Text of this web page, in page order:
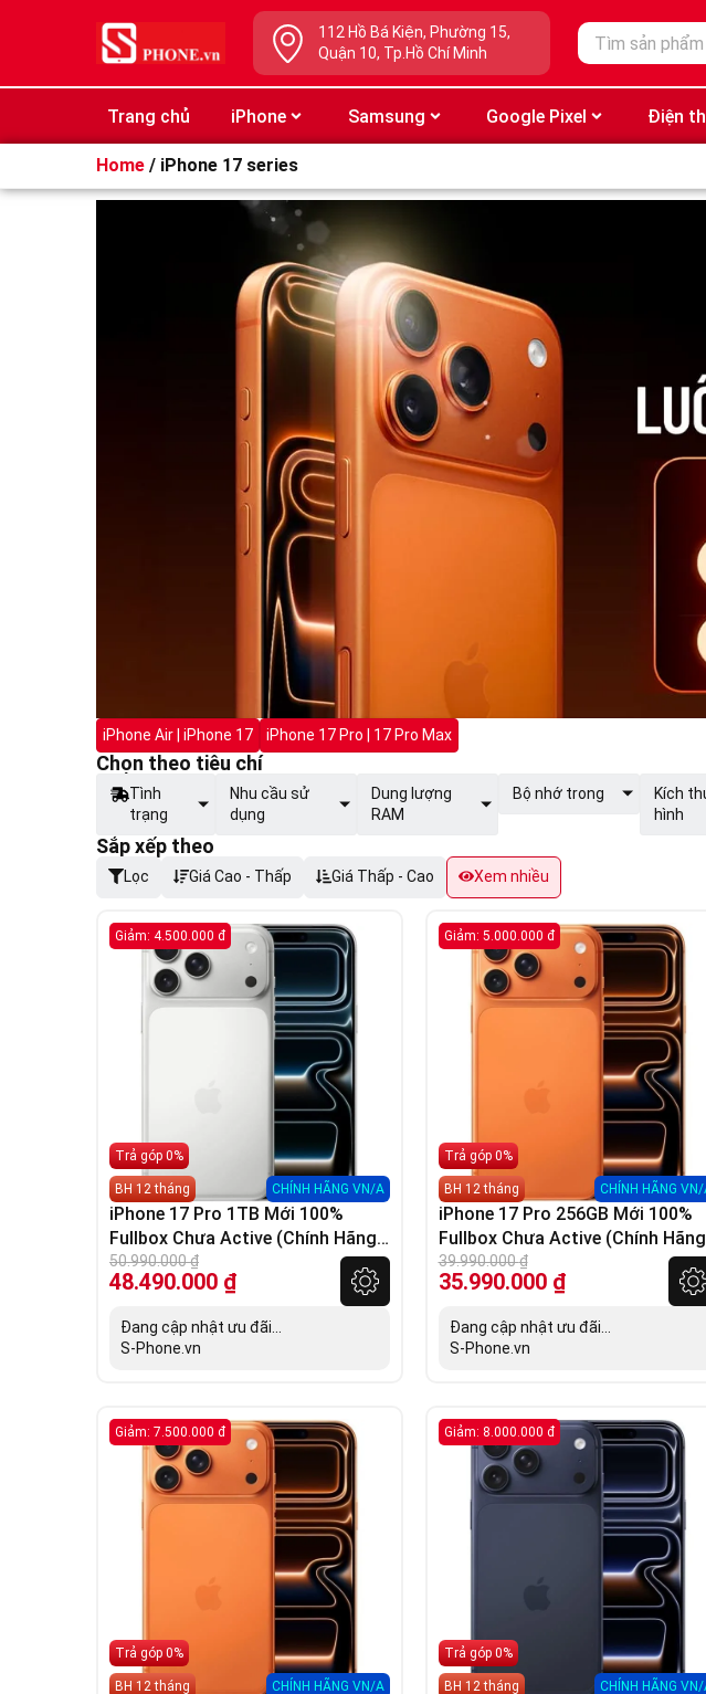
112 Hồ Bá Kiện, Phường 15,
Quận 10, Tp.Hồ Chí Minh
Trang chủ iPhone Samsung Google Pixel Điện
Home / iPhone 17 series
iPhone Air | iPhone 17 iPhone 17 Pro | 17 Pro Max
Chọn theo tiêu chí
Tình
trạng
Nhu cầu sử
dụng
Dung lượng
RAM
Bộ nhớ trong
Kích
hình
Sắp xếp theo
Lọc Giá Cao - Thấp Giá Thấp - Cao Xem nhiều
Giảm: 4.500.000 đ
Trả góp 0%
BH 12 tháng CHÍNH HÃNG VN/A
iPhone 17 Pro 1TB Mới 100%
Fullbox Chưa Active (Chính Hãng
VN/A)
50.990.000₫
48.490.000 ₫
Đang cập nhật ưu đãi...
S-Phone.vn
Giảm: 5.000.000 đ
Trả góp 0%
BH 12 tháng CHÍNH HÃNG
iPhone 17 Pro 256GB Mới 100%
Fullbox Chưa Active (Chính Hãng
VN/A)
39.990.000₫
35.990.000 ₫
Đang cập nhật ưu đãi...
S-Phone.vn
Giảm: 7.500.000 đ
Trả góp 0%
BH 12 tháng CHÍNH HÃNG VN/A
Giảm: 8.000.000 đ
Trả góp 0%
BH 12 tháng CHÍNH HÃNG VN/